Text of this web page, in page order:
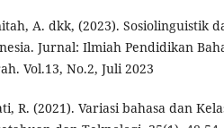
A. dkk, (2023). Sosiolinguistik
Jurnal: Ilmiah Pendidikan
Vol.13, No.2, Juli 2023
R. (2021). Variasi bahasa dan